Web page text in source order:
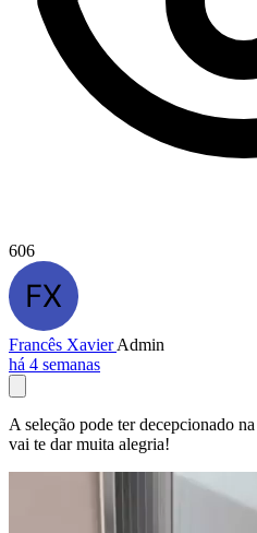
606
Francês XavierAdmin
há 4 semanas
A seleção pode ter decepcionado
vai te dar muita alegria!